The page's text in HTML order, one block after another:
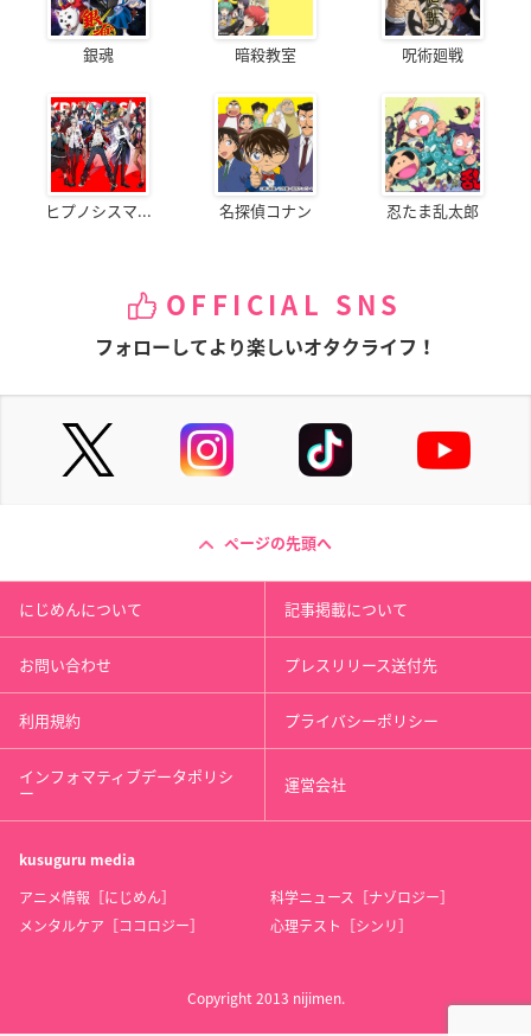
銀魂 暗殺教室 呪術廻戦
ヒプノシスマ... 名探偵コナン 忍たま乱太郎
OFFICIAL SNS
フォローしてより楽しいオタクライフ！
ページの先頭へ
にじめんについて 記事掲載について
お問い合わせ プレスリリース送付先
利用規約 プライバシーポリシー
インフォマティブデータポリシ
ー 運営会社
kusuguru media
アニメ情報［にじめん］
科学ニュース［ナゾロジー］
メンタルケア［ココロジー］
心理テスト［シンリ］
Copyright 2013 nijimen.